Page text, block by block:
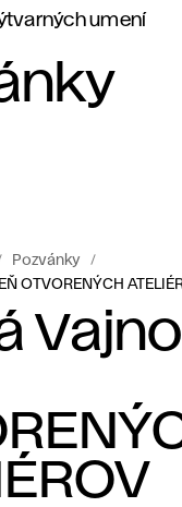
umení
Pozvánky
OTVORENÝCH